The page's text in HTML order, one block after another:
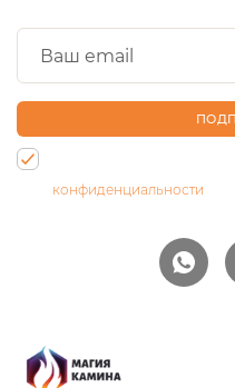
конфиденциальности